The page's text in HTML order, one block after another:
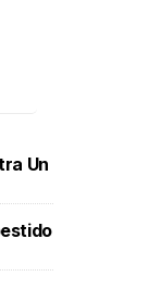
Un